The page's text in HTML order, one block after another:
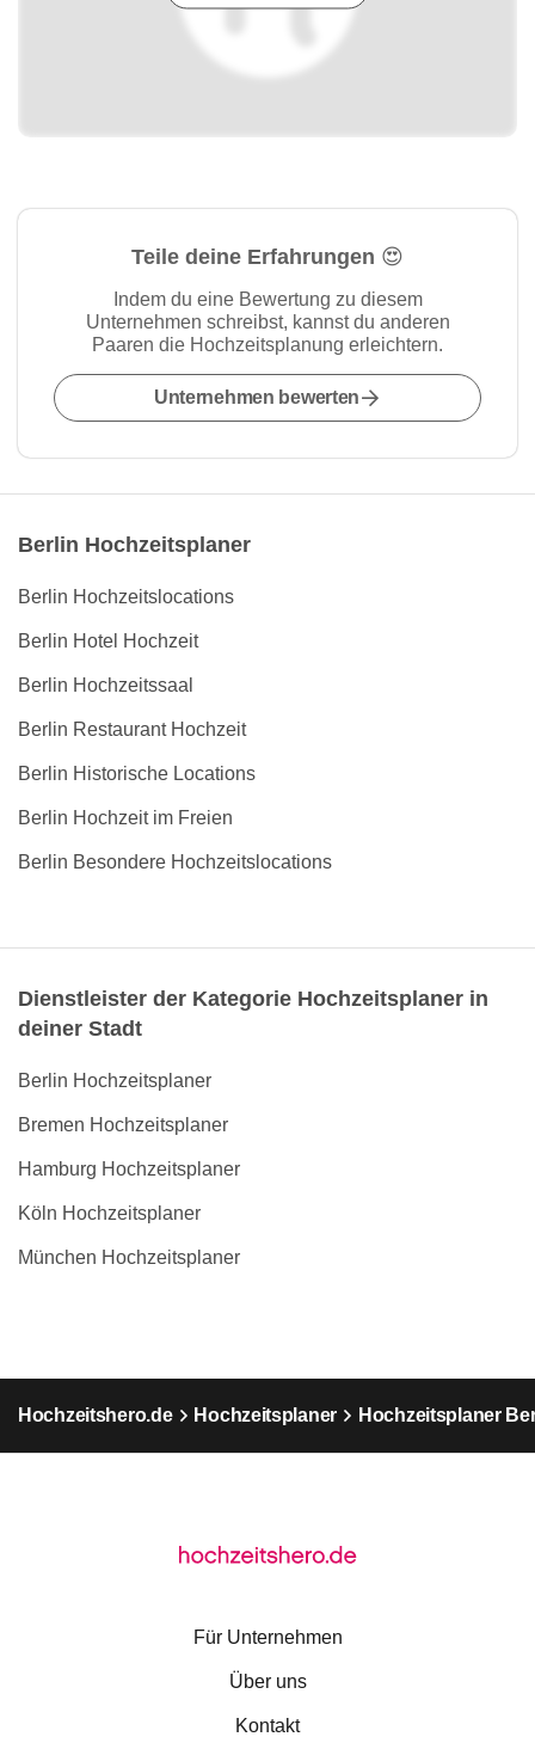
Teile deine Erfahrungen 😍
Indem du eine Bewertung zu diesem
Unternehmen schreibst, kannst du anderen
Paaren die Hochzeitsplanung erleichtern.
Unternehmen bewerten
Berlin Hochzeitsplaner
Berlin Hochzeitslocations
Berlin Hotel Hochzeit
Berlin Hochzeitssaal
Berlin Restaurant Hochzeit
Berlin Historische Locations
Berlin Hochzeit im Freien
Berlin Besondere Hochzeitslocations
Dienstleister der Kategorie Hochzeitsplaner in
deiner Stadt
Berlin Hochzeitsplaner
Bremen Hochzeitsplaner
Hamburg Hochzeitsplaner
Köln Hochzeitsplaner
München Hochzeitsplaner
Hochzeitshero.de Hochzeitsplaner Hochzeitsplaner
Für Unternehmen
Über uns
Kontakt